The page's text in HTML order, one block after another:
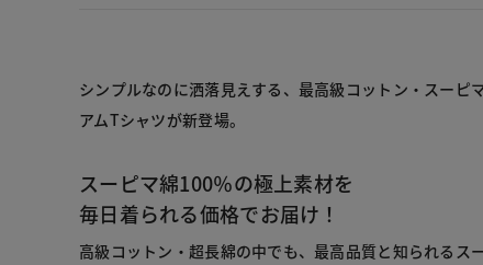
シンプルなのに洒落見えする、最高級コットン・スーピ
アムTシャツが新登場。
スーピマ綿100％の極上素材を
毎日着られる価格でお届け！
高級コットン・超長綿の中でも、最高品質と知られるス